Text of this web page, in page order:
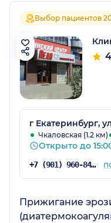
Выбор пациентов
г Екатеринбург,
Чкаловская (1.2 км)
Открыто до
+7 (901) 960-84-25
Прижигание